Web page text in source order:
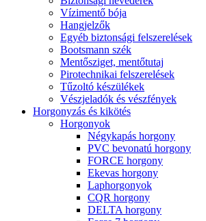
Vízimentő bója
Hangjelzők
Egyéb biztonsági felszerelések
Bootsmann szék
Mentősziget, mentőtutaj
Pirotechnikai felszerelések
Tűzoltó készülékek
Vészjeladók és vészfények
Horgonyzás és kikötés
Horgonyok
Négykapás horgony
PVC bevonatú horgony
FORCE horgony
Ekevas horgony
Laphorgonyok
CQR horgony
DELTA horgony